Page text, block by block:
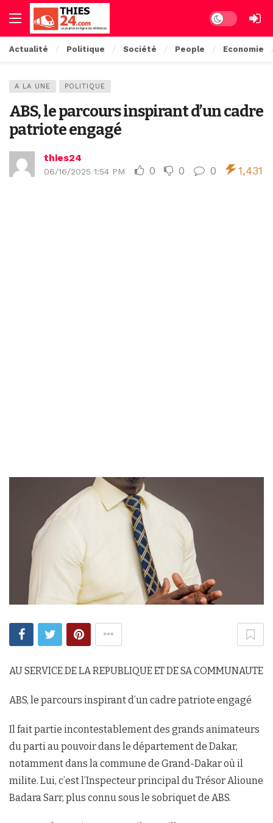
Dark mode
Actualité Politique Société People Economie
A LA UNE POLITIQUE
ABS, le parcours inspirant d’un cadre
patriote engagé
thies24
06/16/2025 1:54 PM 0 0 0 1,431
AU SERVICE DE LA REPUBLIQUE ET DE SA COMMUNAUTE
ABS, le parcours inspirant d’un cadre patriote engagé
Il fait partie incontestablement des grands animateurs
du parti au pouvoir dans le département de Dakar,
notamment dans la commune de Grand-Dakar où il
milite. Lui, c’est l’Inspecteur principal du Trésor Alioune
Badara Sarr, plus connu sous le sobriquet de ABS.